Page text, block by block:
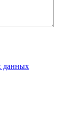
данных